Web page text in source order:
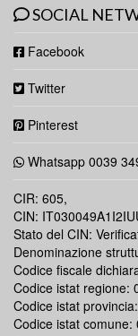
SOCIAL
Facebook
Twitter
Pinterest
Whatsapp 0039
CIR: 605,
CIN:
Stato del CIN:
Denominazione
Codice fiscale
Codice istat regione:
Codice istat
Codice istat comune: